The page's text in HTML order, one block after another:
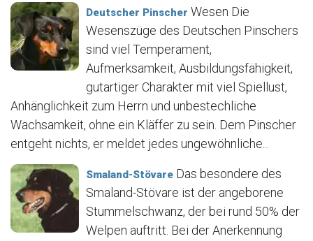
Deutscher Pinscher Wesen Die
Wesenszüge des Deutschen Pinschers
sind viel Temperament,
Aufmerksamkeit, Ausbildungsfähigkeit,
gutartiger Charakter mit viel Spiellust,
Anhänglichkeit zum Herrn und unbestechliche
Wachsamkeit, ohne ein Kläffer zu sein. Dem Pinscher
entgeht nichts, er meldet jedes ungewöhnliche...
Smaland-Stövare Das besondere des
Smaland-Stövare ist der angeborene
Stummelschwanz, der bei rund 50% der
Welpen auftritt. Bei der Anerkennung